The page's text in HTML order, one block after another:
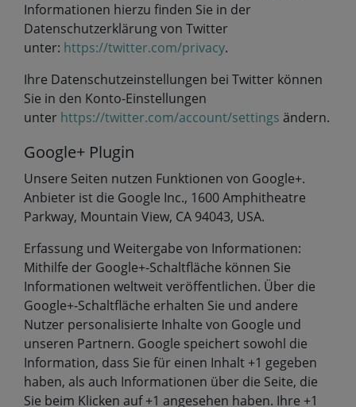
Informationen hierzu finden Sie in der
Datenschutzerklärung von Twitter
unter: https://twitter.com/privacy.
Ihre Datenschutzeinstellungen bei Twitter können
Sie in den Konto-Einstellungen
unter https://twitter.com/account/settings ändern.
Google+ Plugin
Unsere Seiten nutzen Funktionen von Google+.
Anbieter ist die Google Inc., 1600 Amphitheatre
Parkway, Mountain View, CA 94043, USA.
Erfassung und Weitergabe von Informationen:
Mithilfe der Google+-Schaltfläche können Sie
Informationen weltweit veröffentlichen. Über die
Google+-Schaltfläche erhalten Sie und andere
Nutzer personalisierte Inhalte von Google und
unseren Partnern. Google speichert sowohl die
Information, dass Sie für einen Inhalt +1 gegeben
haben, als auch Informationen über die Seite, die
Sie beim Klicken auf +1 angesehen haben. Ihre +1